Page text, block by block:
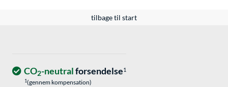
tilbage til start
CO2-neutralforsendelse1
1(gennem kompensation)